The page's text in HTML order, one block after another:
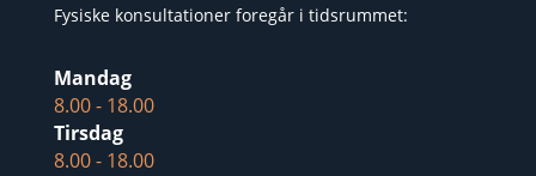
Fysiske konsultationer foregår i tidsrummet:
Mandag
8.00 - 18.00
Tirsdag
8.00 - 18.00